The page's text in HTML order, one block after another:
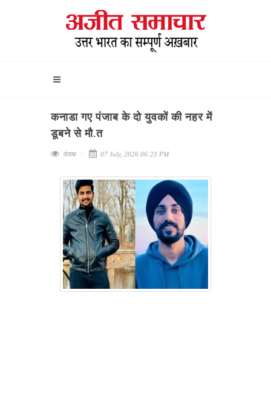
कनाडा गए पंजाब के दो युवकों की नहर में
डूबने से मौ.त
पंजाब 07 July, 2026 06:23 PM